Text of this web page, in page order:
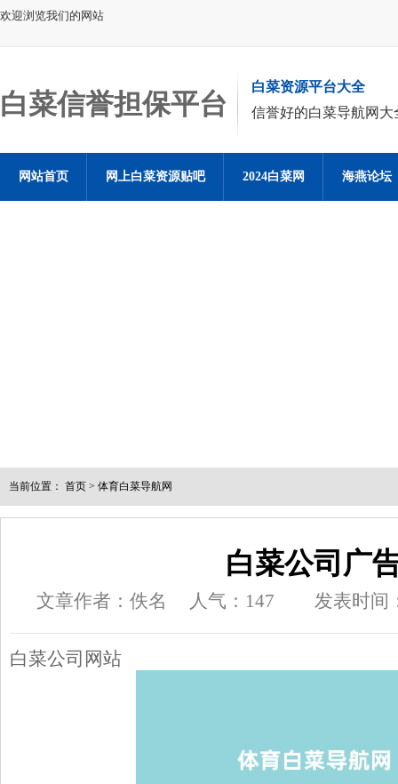
欢迎浏览我们的网站
白菜信誉担保平台
白菜资源平台大全
信誉好的白菜导航网大
网站首页 网上白菜资源贴吧 2024白菜网 海燕论坛
当前位置： 首页 > 体育白菜导航网
白菜公司广
文章作者：佚名 人气： 147 发表时间
白菜公司网站